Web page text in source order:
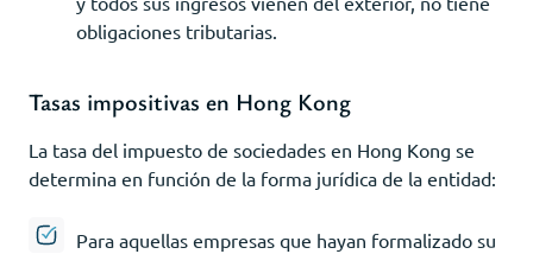
obligaciones tributarias.
Tasas impositivas en Hong Kong
La tasa del impuesto de sociedades en Hong Kong se
determina en función de la forma jurídica de la entidad:
Para aquellas empresas que hayan formalizado su